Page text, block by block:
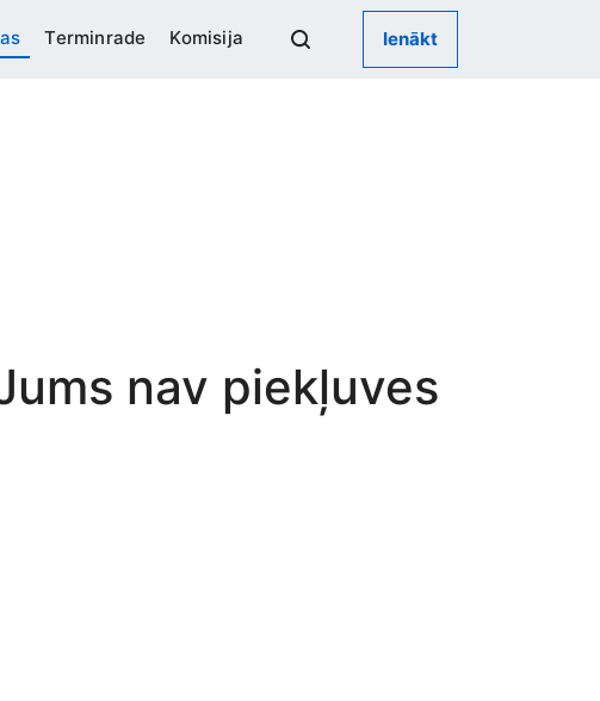
Terminrade Komisija Ienākt
nav piekļuves